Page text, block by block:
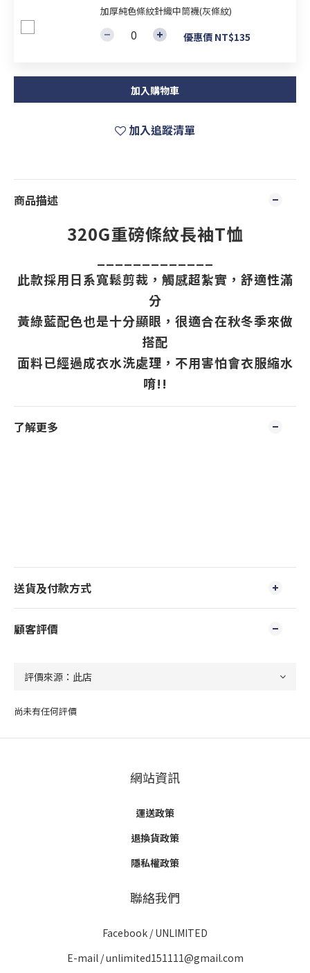
加厚純色條紋針織中筒襪(灰條紋)
優惠價 NT$135
加入購物車
加入追蹤清單
商品描述
320G重磅條紋長袖T恤
此款採用日系寬鬆剪裁，觸感超紮實，舒適性滿
分
黃綠藍配色也是十分顯眼，很適合在秋冬季來做
搭配
面料已經過成衣水洗處理，不用害怕會衣服縮水
唷!!
了解更多
送貨及付款方式
顧客評價
尚未有任何評價
網站資訊
運送政策
退換貨政策
隱私權政策
聯絡我們
Facebook /UNLIMITED
E-mail / unlimited151111@gmail.com